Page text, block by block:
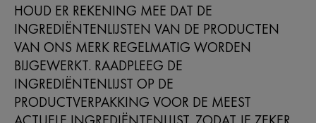
HOUD ER REKENING MEE DAT DE
INGREDIËNTENLIJSTEN VAN DE PRODUCTEN
VAN ONS MERK REGELMATIG WORDEN
BIJGEWERKT. RAADPLEEG DE
INGREDIËNTENLIJST OP DE
PRODUCTVERPAKKING VOOR DE MEEST